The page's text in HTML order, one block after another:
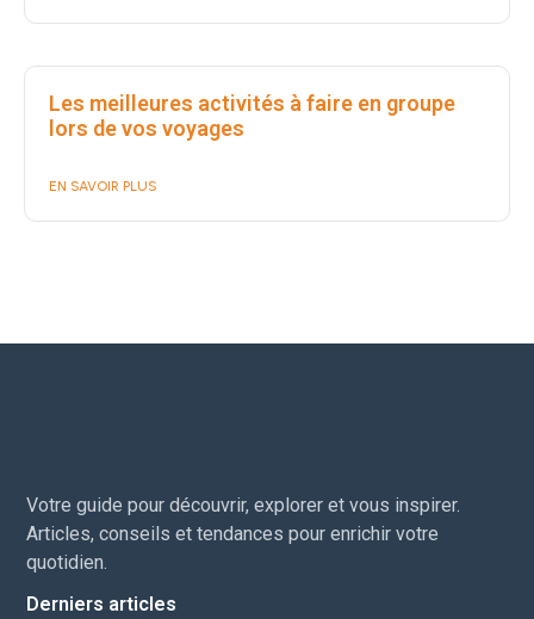
Les meilleures activités à faire en groupe
lors de vos voyages
EN SAVOIR PLUS
Votre guide pour découvrir, explorer et vous inspirer.
Articles, conseils et tendances pour enrichir votre
quotidien.
Derniers articles